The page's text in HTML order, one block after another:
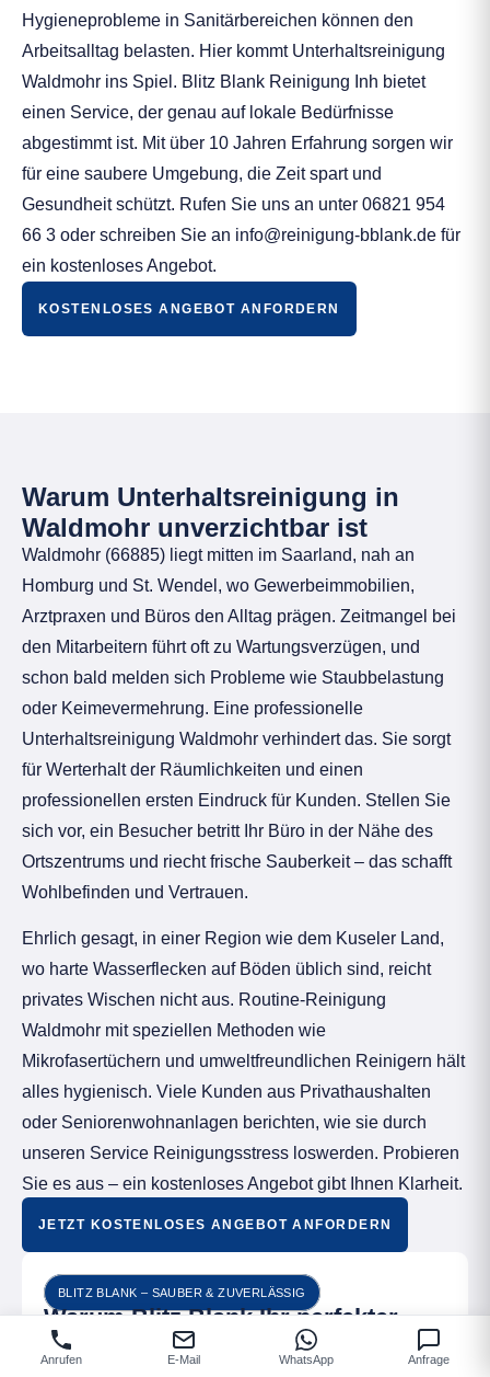
Hygieneprobleme in Sanitärbereichen können den
Arbeitsalltag belasten. Hier kommt Unterhaltsreinigung
Waldmohr ins Spiel. Blitz Blank Reinigung Inh bietet
einen Service, der genau auf lokale Bedürfnisse
abgestimmt ist. Mit über 10 Jahren Erfahrung sorgen wir
für eine saubere Umgebung, die Zeit spart und
Gesundheit schützt. Rufen Sie uns an unter 06821 954
66 3 oder schreiben Sie an info@reinigung-bblank.de für
ein kostenloses Angebot.
KOSTENLOSES ANGEBOT ANFORDERN
Warum Unterhaltsreinigung in
Waldmohr unverzichtbar ist
Waldmohr (66885) liegt mitten im Saarland, nah an
Homburg und St. Wendel, wo Gewerbeimmobilien,
Arztpraxen und Büros den Alltag prägen. Zeitmangel bei
den Mitarbeitern führt oft zu Wartungsverzügen, und
schon bald melden sich Probleme wie Staubbelastung
oder Keimevermehrung. Eine professionelle
Unterhaltsreinigung Waldmohr verhindert das. Sie sorgt
für Werterhalt der Räumlichkeiten und einen
professionellen ersten Eindruck für Kunden. Stellen Sie
sich vor, ein Besucher betritt Ihr Büro in der Nähe des
Ortszentrums und riecht frische Sauberkeit – das schafft
Wohlbefinden und Vertrauen.
Ehrlich gesagt, in einer Region wie dem Kuseler Land,
wo harte Wasserflecken auf Böden üblich sind, reicht
privates Wischen nicht aus. Routine-Reinigung
Waldmohr mit speziellen Methoden wie
Mikrofasertüchern und umweltfreundlichen Reinigern hält
alles hygienisch. Viele Kunden aus Privathaushalten
oder Seniorenwohnanlagen berichten, wie sie durch
unseren Service Reinigungsstress loswerden. Probieren
Sie es aus – ein kostenloses Angebot gibt Ihnen Klarheit.
JETZT KOSTENLOSES ANGEBOT ANFORDERN
BLITZ BLANK – SAUBER & ZUVERLÄSSIG
Warum Blitz Blank Ihr perfekter
Partner für die Unterhaltsreinigung
Anrufen E-Mail WhatsApp Anfrage